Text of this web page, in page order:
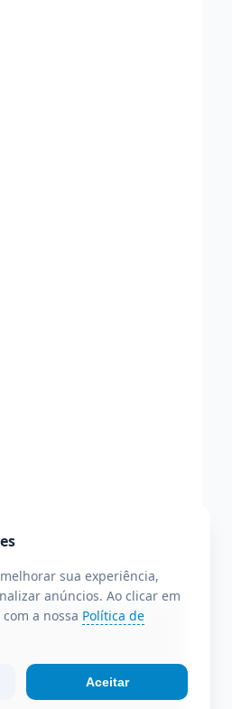
sua experiência,
anúncios. Ao clicar em
a nossa Política de
Aceitar